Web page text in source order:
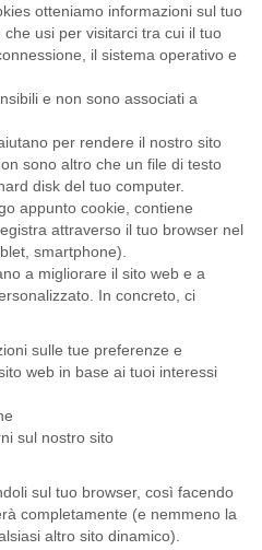
otteniamo informazioni sul tuo
usi per visitarci tra cui il tuo
il sistema operativo e
e non sono associati a
per rendere il nostro sito
sono altro che un file di testo
disk del tuo computer.
appunto cookie, contiene
attraverso il tuo browser nel
smartphone).
a migliorare il sito web e a
In concreto, ci
sulle tue preferenze e
web in base ai tuoi interessi
sul nostro sito
sul tuo browser, così facendo
completamente (e nemmeno la
altro sito dinamico).